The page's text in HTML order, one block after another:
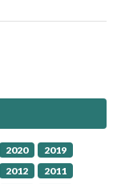
2020
2019
2012
2011